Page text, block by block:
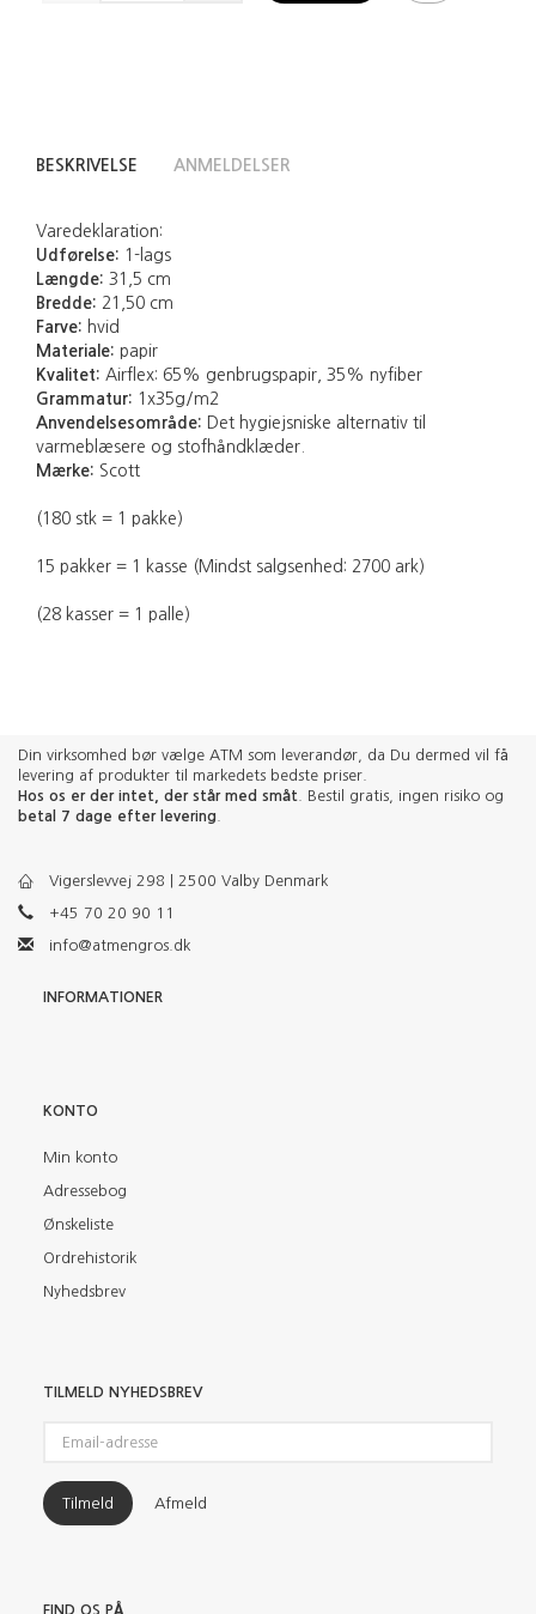
BESKRIVELSE ANMELDELSER
Varedeklaration:
Udførelse: 1-lags
Længde: 31,5 cm
Bredde: 21,50 cm
Farve: hvid
Materiale: papir
Kvalitet: Airflex: 65% genbrugspapir, 35% nyfiber
Grammatur: 1x35g/m2
Anvendelsesområde: Det hygiejsniske alternativ til
varmeblæsere og stofhåndklæder.
Mærke: Scott
(180 stk = 1 pakke)
15 pakker = 1 kasse (Mindst salgsenhed: 2700 ark)
(28 kasser = 1 palle)
Din virksomhed bør vælge ATM som leverandør, da Du dermed vil få
levering af produkter til markedets bedste priser.
Hos os er der intet, der står med småt . Bestil gratis, ingen risiko og
betal 7 dage efter levering
Vigerslevvej 298 | 2500 Valby Denmark
+45 70 20 90 11
info@atmengros.dk
INFORMATIONER
KONTO
Min konto
Adressebog
Ønskeliste
Ordrehistorik
Nyhedsbrev
TILMELD NYHEDSBREV
adresse
Tilmeld Afmeld
FIND OS PÅ